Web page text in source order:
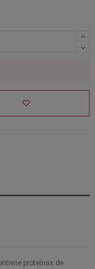
proteínas de